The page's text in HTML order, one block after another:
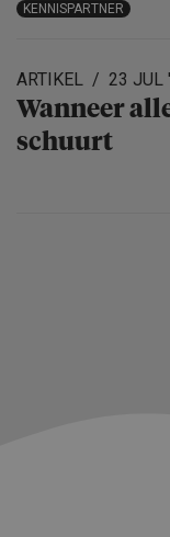
KENNISPARTNER
ARTIKEL 23 JUL
Wanneer
schuurt